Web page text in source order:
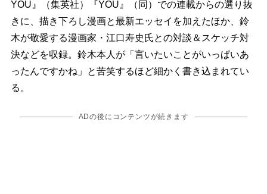
YOU』（集英社）『YOU』（同）での連載からの選り抜
きに、描き下ろし漫画と最新エッセイを加えたほか、鈴
木が敬愛する漫画家・江口寿史氏との対談＆スケッチ対
決などを収録。鈴木本人が「言いたいことがいっぱいあ
ったんですかね」と苦笑するほど細かく書き込まれてい
る。
ADの後にコンテンツが続きます